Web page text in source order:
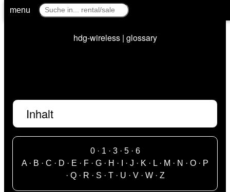
menu
hdg-wireless | glossary
Inhalt
0· 1· 3· 5· 6
A· B · C · D · E · F · G · H · · J · K · L· M · N · O · P
· Q· R · S · T · U · V · W· Z